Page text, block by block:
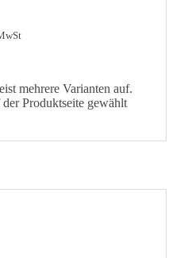
mehrere Varianten auf.
Produktseite gewählt